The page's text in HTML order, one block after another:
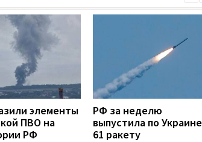
элементы
ПВО на
РФ
РФ за неделю
выпустила по Украине
61 ракету